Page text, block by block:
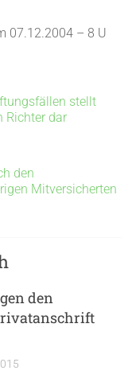
07.12.2004 – 8 U
stellt
Richter dar
den
Mitversicherten
den